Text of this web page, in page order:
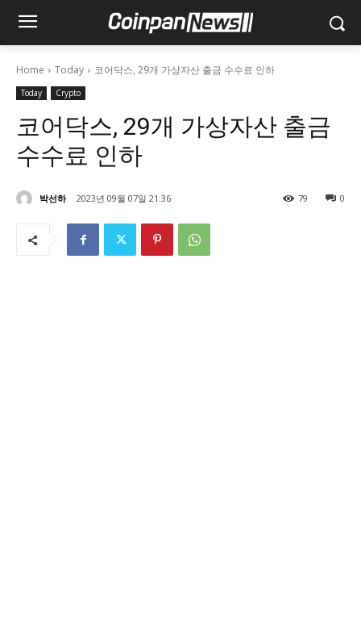
Home Today 코어닥스, 29개 가상자산 출금 수수료 인하
Today Crypto
코어닥스, 29개 가상자산 출금
수수료 인하
박선하 2023년 09월 07일 21:36 0
79